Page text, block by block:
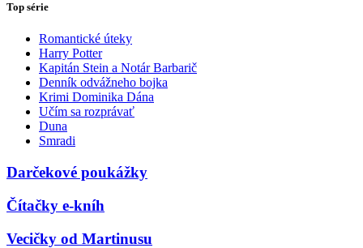
Top série
Romantické úteky
Harry Potter
Kapitán Stein a Notár Barbarič
Denník odvážneho bojka
Krimi Dominika Dána
Učím sa rozprávať
Duna
Smradi
Darčekové poukážky
Čítačky e-kníh
Vecičky od Martinusu